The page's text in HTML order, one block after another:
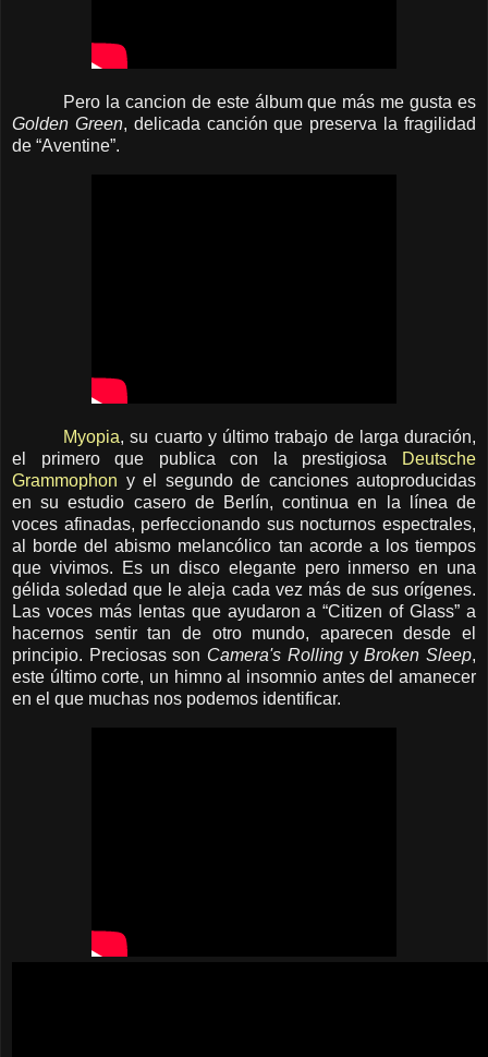
Pero la cancion de este álbum que más me gusta es
Golden Green, delicada canción que preserva la fragilidad
de “Aventine”.
Myopia, su cuarto y último trabajo de larga duración,
el primero que publica con la prestigiosa
Deutsche
Grammophon y el segundo de canciones autoproducidas
en su estudio casero de Berlín, continua en la línea de
voces afinadas, perfeccionando sus nocturnos espectrales,
al borde del abismo melancólico tan acorde a los tiempos
que vivimos. Es un disco elegante pero inmerso en una
gélida soledad que le aleja cada vez más de sus orígenes.
Las voces más lentas que ayudaron a “Citizen of Glass” a
hacernos sentir tan de otro mundo, aparecen desde el
principio. Preciosas son Camera's RollingyBroken Sleep,
este último corte, un himno al insomnio antes del amanecer
en el que muchas nos podemos identificar.